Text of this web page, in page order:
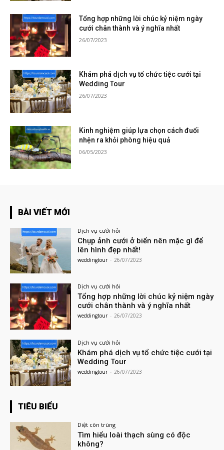
Tổng hợp những lời chúc kỷ niệm ngày
cưới chân thành và ý nghĩa nhất
26/07/2023
Khám phá dịch vụ tổ chức tiệc cưới tại
Wedding Tour
26/07/2023
Kinh nghiệm giúp lựa chọn cách đuổi
nhện ra khỏi phòng hiệu quả
06/05/2023
BÀI VIẾT MỚI
Dịch vụ cưới hỏi
Chụp ảnh cưới ở biển nên mặc gì để
lên hình đẹp nhất!
weddingtour - 26/07/2023
Dịch vụ cưới hỏi
Tổng hợp những lời chúc kỷ niệm ngày
cưới chân thành và ý nghĩa nhất
weddingtour - 26/07/2023
Dịch vụ cưới hỏi
Khám phá dịch vụ tổ chức tiệc cưới tại
Wedding Tour
weddingtour - 26/07/2023
TIÊU BIỂU
Diệt côn trùng
Tìm hiểu loài thạch sùng có độc
không?